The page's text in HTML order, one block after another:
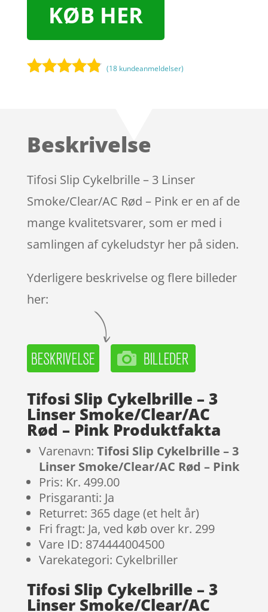
KØB HER
kundebedø
(18 kundeanmeldelser)
Beskrivelse
Tifosi Slip Cykelbrille – 3 Linser
Smoke/Clear/AC Rød – Pink er en af de
mange kvalitetsvarer, som er med i
samlingen af cykeludstyr her på siden.
Yderligere beskrivelse og flere billeder
her:
Tifosi Slip Cykelbrille – 3
Linser Smoke/Clear/AC
Rød – Pink Produktfakta
Varenavn: Tifosi Slip Cykelbrille – 3
Linser Smoke/Clear/AC Rød – Pink
Pris: Kr. 499.00
Prisgaranti: Ja
Returret: 365 dage (et helt år)
Fri fragt: Ja, ved køb over kr. 299
Vare ID: 874444004500
Varekategori: Cykelbriller
Tifosi Slip Cykelbrille – 3
Linser Smoke/Clear/AC